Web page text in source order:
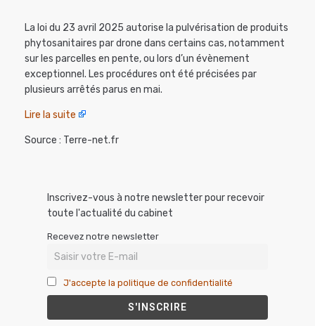
La loi du 23 avril 2025 autorise la pulvérisation de produits
phytosanitaires par drone dans certains cas, notamment
sur les parcelles en pente, ou lors d’un évènement
exceptionnel. Les procédures ont été précisées par
plusieurs arrêtés parus en mai.
Lire la suite
Source : Terre-net.fr
Inscrivez-vous à notre newsletter pour recevoir
toute l'actualité du cabinet
Recevez notre newsletter
J'accepte la politique de confidentialité